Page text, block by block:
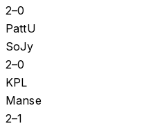
2–0
PattU
SoJy
2–0
KPL
Manse
2–1